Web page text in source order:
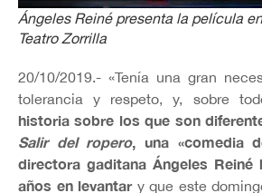
Ángeles Reiné presenta la película
Teatro Zorrilla
20/10/2019.- «Tenía una gran
tolerancia y respeto, y, sobre
historia sobre los que son
Salir del ropero, una «comedia
directora gaditana Ángeles Reiné
años en levantary que este